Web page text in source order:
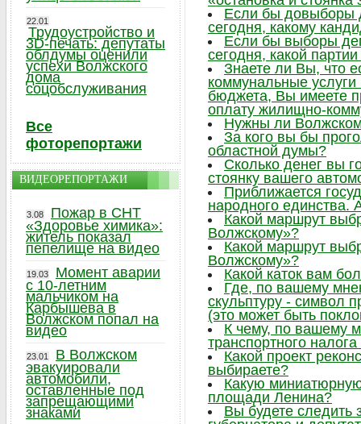
Если бы довыборы
сегодня, какому
Если бы выборы
сегодня, какой
Знаете ли Вы, что
коммунальные
бюджета, Вы имеете
оплату жилищно-
Нужны ли
За кого вы бы
областной думы?
Сколько денег вы
стоянку вашего
Приближается
народного единства.
Какой маршрут
Волжскому»?
Какой маршрут
Волжскому»?
Какой каток вам
Где, по вашему
скульптуру - символ
(это может быть
К чему, по вашему
транспортного
Какой проект
выбираете?
Какую миниатюрную
площади Ленина?
Вы будете
22.01
Трудоустройство и
3D-печать: депутаты
облдумы оценили
успехи Волжского
дома
соцобслуживания
Все
фоторепортажи
ВИДЕОРЕПОРТАЖИ
3.08
Пожар в СНТ
«Здоровье химика»:
житель показал
пепелище на видео
19.03
Момент аварии
с 10-летним
мальчиком на
Карбышева в
Волжском попал на
видео
23.01
В Волжском
эвакуировали
автомобили,
оставленные под
запрещающими
знаками